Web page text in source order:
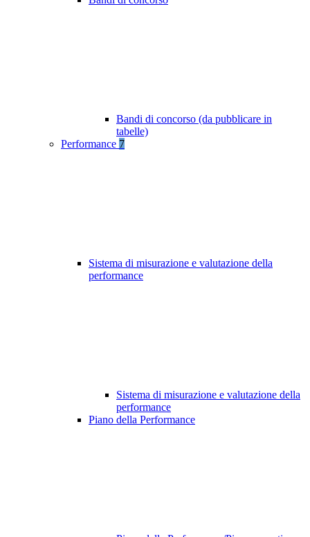
Bandi di concorso (da pubblicare in
tabelle)
Performance 7
Sistema di misurazione e valutazione della
performance
Sistema di misurazione e valutazione della
performance
Piano della Performance